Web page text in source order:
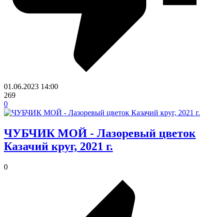
01.06.2023 14:00
269
0
ЧУБЧИК МОЙ - Лазоревый цветок
Казачий круг, 2021 г.
0